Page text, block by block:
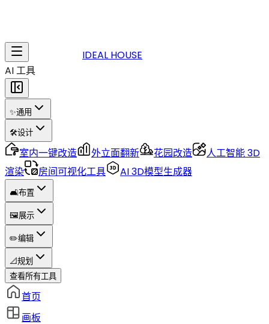
IDEAL HOUSE
AI 工具
✨通用
🛠️设计
室内一键改造 外立面翻新 花园改造
人工智能 3D
渲染
房间可视化工具 AI 3D模型生成器
🛋️布置
🖼️展示
✏️编辑
📐规划
查看所有工具
首页
画板